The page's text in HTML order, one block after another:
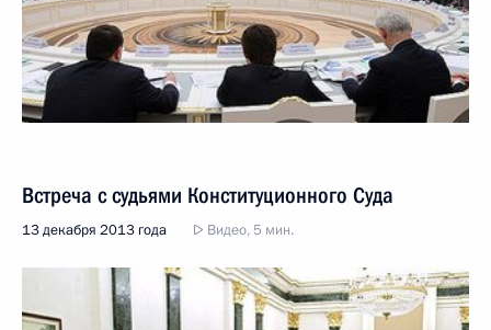
Встреча с судьями Конституционного Суда
13 декабря 2013 года Видео, 5 мин.